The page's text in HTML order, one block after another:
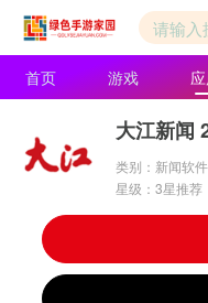
首页 游戏
大江新闻
类别：新闻软件
星级：3星推荐